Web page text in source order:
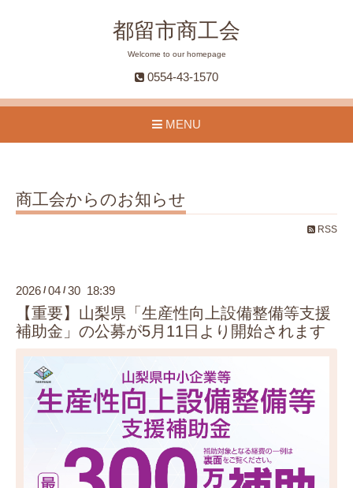
都留市商工会
Welcome to our homepage
0554-43-1570
MENU
商工会からのお知らせ
RSS
2026 /04 /30 18:39
【重要】山梨県「生産性向上設備整備等支援
補助金」の公募が5月11日より開始されます